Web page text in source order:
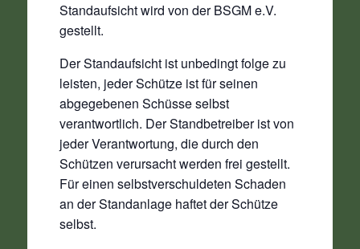
Standaufsicht wird von der BSGM e.V.
gestellt.
Der Standaufsicht ist unbedingt folge zu
leisten, jeder Schütze ist für seinen
abgegebenen Schüsse selbst
verantwortlich. Der Standbetreiber ist von
jeder Verantwortung, die durch den
Schützen verursacht werden frei gestellt.
Für einen selbstverschuldeten Schaden
an der Standanlage haftet der Schütze
selbst.